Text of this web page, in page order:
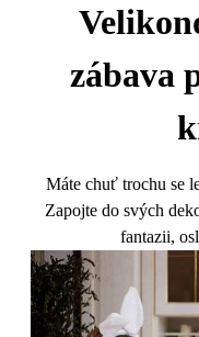
zábava
Máte chuť trochu se
Zapojte do svých
fantazii,